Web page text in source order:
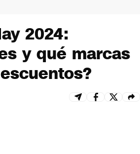
2024:
y qué marcas